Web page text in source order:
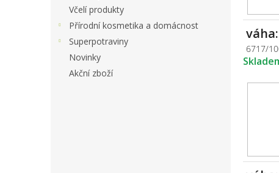
Včelí produkty
Přírodní kosmetika a domácnost
Superpotraviny
Novinky
Akční zboží
6717/